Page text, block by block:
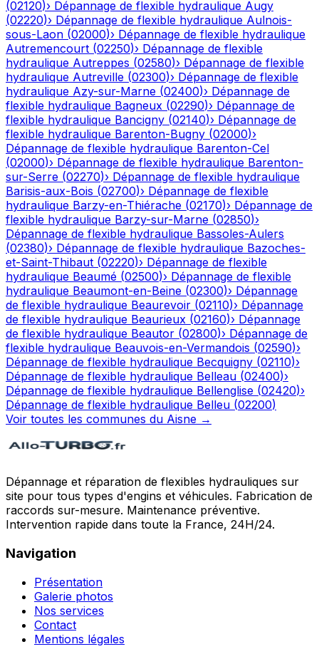
(02120)› Dépannage de flexible hydraulique Augy
(02220)› Dépannage de flexible hydraulique Aulnois-
sous-Laon (02000)› Dépannage de flexible hydraulique
Autremencourt (02250)› Dépannage de flexible
hydraulique Autreppes (02580)› Dépannage de flexible
hydraulique Autreville (02300)› Dépannage de flexible
hydraulique Azy-sur-Marne (02400)› Dépannage de
flexible hydraulique Bagneux (02290)› Dépannage de
flexible hydraulique Bancigny (02140)› Dépannage de
flexible hydraulique Barenton-Bugny (02000)›
Dépannage de flexible hydraulique Barenton-Cel
(02000)› Dépannage de flexible hydraulique Barenton-
sur-Serre (02270)› Dépannage de flexible hydraulique
Barisis-aux-Bois (02700)› Dépannage de flexible
hydraulique Barzy-en-Thiérache (02170)› Dépannage de
flexible hydraulique Barzy-sur-Marne (02850)›
Dépannage de flexible hydraulique Bassoles-Aulers
(02380)› Dépannage de flexible hydraulique Bazoches-
et-Saint-Thibaut (02220)› Dépannage de flexible
hydraulique Beaumé (02500)› Dépannage de flexible
hydraulique Beaumont-en-Beine (02300)› Dépannage
de flexible hydraulique Beaurevoir (02110)› Dépannage
de flexible hydraulique Beaurieux (02160)› Dépannage
de flexible hydraulique Beautor (02800)› Dépannage de
flexible hydraulique Beauvois-en-Vermandois (02590)›
Dépannage de flexible hydraulique Becquigny (02110)›
Dépannage de flexible hydraulique Belleau (02400)›
Dépannage de flexible hydraulique Bellenglise (02420)›
Dépannage de flexible hydraulique Belleu (02200)
Voir toutes les communes du Aisne →
Dépannage et réparation de flexibles hydrauliques sur
site pour tous types d'engins et véhicules. Fabrication de
raccords sur-mesure. Maintenance préventive.
Intervention rapide dans toute la France, 24H/24.
Navigation
Présentation
Galerie photos
Nos services
Contact
Mentions légales